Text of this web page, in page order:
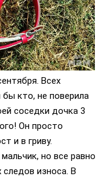
Всех
кто, не поверила
соседки дочка 3
Он просто
и в гриву.
но все равно
износа. В